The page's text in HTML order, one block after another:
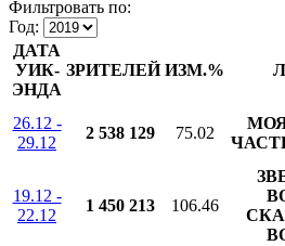
Фильтровать по:
Год:
ДАТА
УИК-
ЭНДА
ЗРИТЕЛЕЙ ИЗМ.%
26.12 -
29.12
2 538 129 75.02
19.12 -
22.12
1 450 213 106.46